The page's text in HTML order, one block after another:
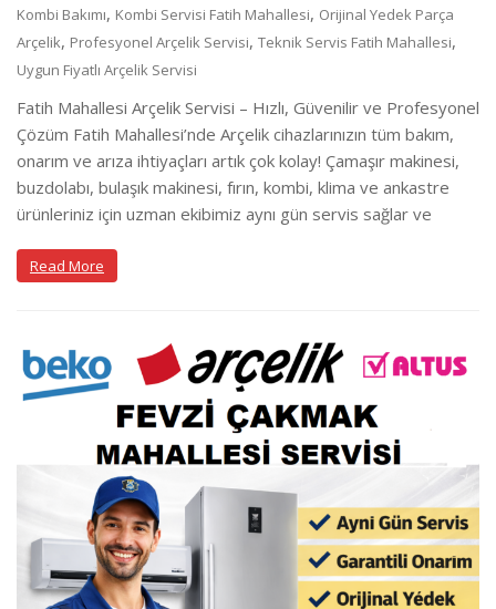
Kombi Bakımı, Kombi Servisi Fatih Mahallesi, Orijinal Yedek Parça
Arçelik, Profesyonel Arçelik Servisi, Teknik Servis Fatih Mahallesi,
Uygun Fiyatlı Arçelik Servisi
Fatih Mahallesi Arçelik Servisi – Hızlı, Güvenilir ve Profesyonel
Çözüm Fatih Mahallesi’nde Arçelik cihazlarınızın tüm bakım,
onarım ve arıza ihtiyaçları artık çok kolay! Çamaşır makinesi,
buzdolabı, bulaşık makinesi, fırın, kombi, klima ve ankastre
ürünleriniz için uzman ekibimiz aynı gün servis sağlar ve
Read More